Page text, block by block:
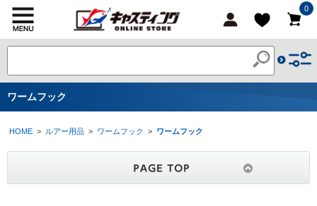
0
ワームフック
HOME > ルアー用品 > ワームフック > ワームフック